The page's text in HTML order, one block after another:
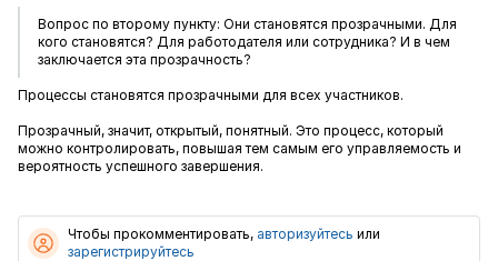
Вопрос по второму пункту: Они становятся прозрачными. Для
кого становятся? Для работодателя или сотрудника? И в чем
заключается эта прозрачность?
Процессы становятся прозрачными для всех участников.
Прозрачный, значит, открытый, понятный. Это процесс, который
можно контролировать, повышая тем самым его управляемость и
вероятность успешного завершения.
Чтобы прокомментировать, авторизуйтесь или
зарегистрируйтесь